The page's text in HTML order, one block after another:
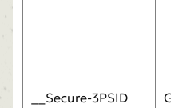
__Secure-3PSID